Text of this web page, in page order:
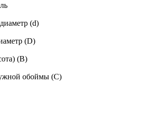
(d)
(D)
(B)
обоймы (C)